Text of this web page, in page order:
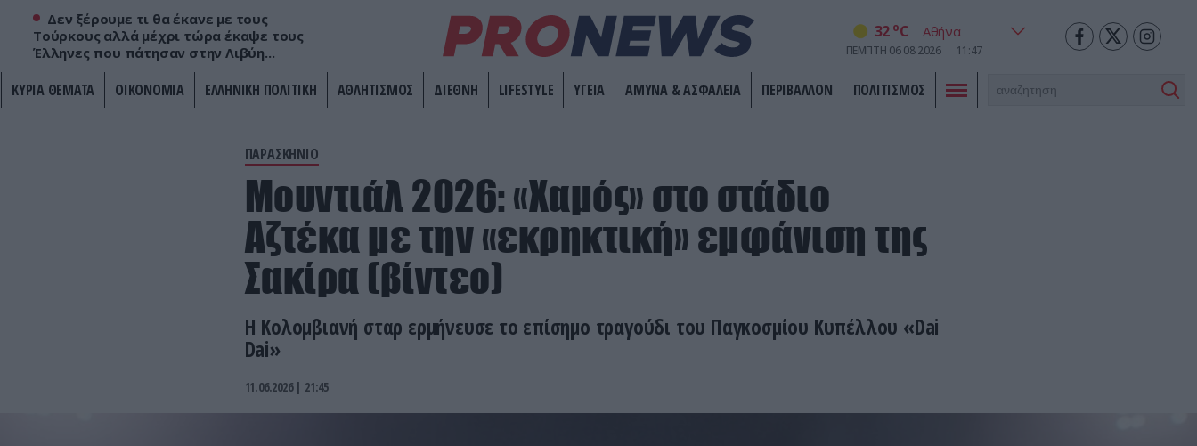
Δεν ξέρουμε τι θα έκανε με τους
Τούρκους αλλά μέχρι τώρα έκαψε τους
Έλληνες που πάτησαν στην Λιβύη...
32 oC
ΠΕΜΠΤΗ 06 08 2026 11:47
ΚΥΡΙΑ ΘΕΜΑΤΑ ΟΙΚΟΝΟΜΙΑ ΕΛΛΗΝΙΚΗ ΠΟΛΙΤΙΚΗ ΑΘΛΗΤΙΣΜΟΣ ΔΙΕΘΝΗ LIFESTYLE ΥΓΕΙΑ ΑΜΥΝΑ & ΑΣΦΑΛΕΙΑ ΠΕΡΙΒΑΛΛΟΝ ΠΟΛΙΤΙΣΜΟΣ
ΠΑΡΑΣΚΗΝΙΟ
Μουντιάλ 2026: «Χαμός» στο στάδιο
Aζτέκα με την «εκρηκτική» εμφάνιση της
Σακίρα (βίντεο)
Η Κολομβιανή σταρ ερμήνευσε το επίσημο τραγούδι του Παγκοσμίου Κυπέλλου «Dai
Dai»
11.06.2026 | 21:45